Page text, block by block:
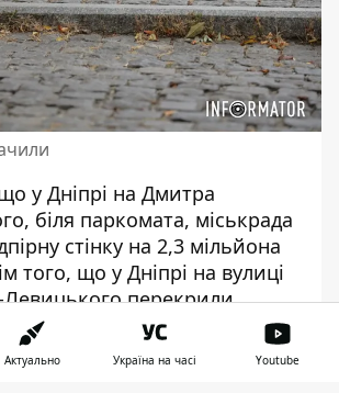
у Дніпрі на Дмитра
біля паркомата, міськрада
стінку на 2,3 мільйона
того, що у Дніпрі на вулиці
Левицькогоперекрили
каналізації
. Писали
до Нового року хочуть
дороги за 136 мільйонів
Актуально Україна на часі Youtube